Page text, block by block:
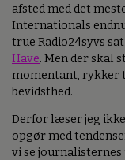
afsted med det
Internationals
true Radio24syvs
Have. Men der skal
momentant, rykker
bevidsthed.
Derfor læser jeg
opgør med
vi se journalisternes